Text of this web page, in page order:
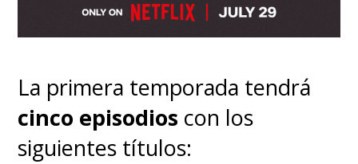
La primera temporada tendrá
cinco episodios con los
siguientes títulos: